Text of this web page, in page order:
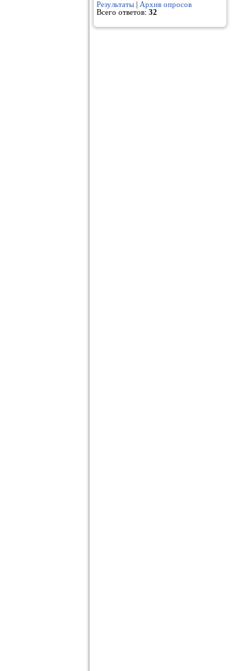
Тор: Царство тьмы фи...
Одноклассники 2 филь...
Расследования Мердок... 1370
Результаты
Архив опросов
Всего ответов: 32